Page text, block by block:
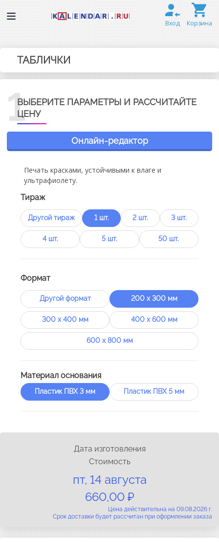
Вход Корзина
ТАБЛИЧКИ
1ВЫБЕРИТЕ ПАРАМЕТРЫ И РАССЧИТАЙТЕ
ЦЕНУ
Онлайн-редактор
Печать красками, устойчивыми к влаге и
ультрафиолету.
Тираж
Другой тираж 1 шт. 2 шт. 3 шт.
4 шт. 5 шт. 50 шт.
Формат
Другой формат 200 х 300 мм
300 х 400 мм 400 х 600 мм
600 х 800 мм
Материал основания
Пластик ПВХ 3 мм Пластик ПВХ 5 мм
Дата изготовления
Стоимость
пт, 14 августа
660,00 ₽
Цена действительна на 09.08.2026 г.
Срок доставки будет рассчитан при оформлении заказа